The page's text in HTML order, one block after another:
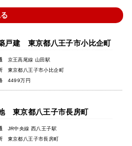
戸建 東京都八王子市小比企町
京王高尾線 山田駅
東京都八王子市小比企町
4499万円
東京都八王子市長房町
JR中央線 西八王子駅
東京都八王子市長房町